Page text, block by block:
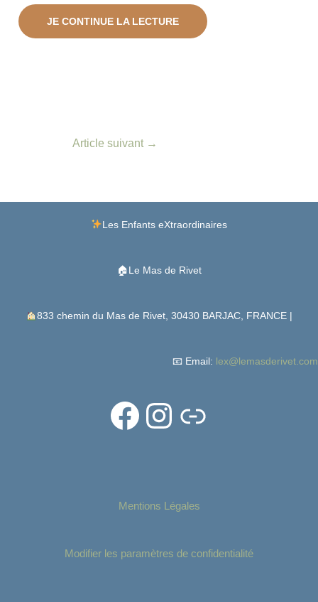
JE CONTINUE LA LECTURE
Article suivant →
Les Enfants eXtraordinaires
🏠Le Mas de Rivet
833 chemin du Mas de Rivet, 30430 BARJAC, FRANCE |
📧 Email: lex@lemasderivet.com
Facebook
Instagram
Lien
Mentions Légales
Modifier les paramètres de confidentialité